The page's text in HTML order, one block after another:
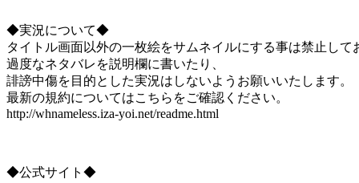
◆実況について◆
タイトル画面以外の一枚絵をサムネイルにする事は禁止して
過度なネタバレを説明欄に書いたり、
誹謗中傷を目的とした実況はしないようお願いいたします。
最新の規約についてはこちらをご確認ください。
http://whnameless.iza-yoi.net/readme.html
◆公式サイト◆